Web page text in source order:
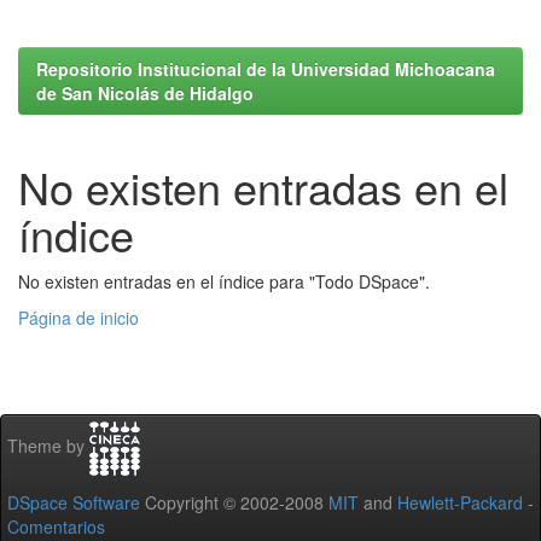
Repositorio Institucional de la Universidad Michoacana
de San Nicolás de Hidalgo
No existen entradas en el
índice
No existen entradas en el índice para "Todo DSpace".
Página de inicio
Theme by
DSpace Software Copyright © 2002-2008 MIT and Hewlett-Packard -
Comentarios